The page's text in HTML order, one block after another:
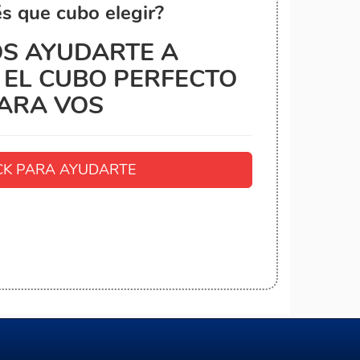
que cubo elegir?
AYUDARTE A
CUBO PERFECTO
VOS
PARA AYUDARTE